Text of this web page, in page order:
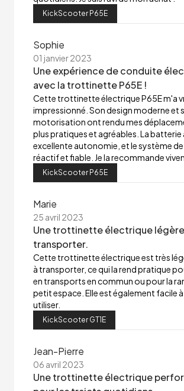
KickScooter P65E
Sophie
01 janvier 2023
Une expérience de conduite
avec la trottinette P65E !
Cette trottinette électrique P65E m'a
impressionné. Son design moderne et
motorisation ont rendu mes
plus pratiques et agréables. La batterie
excellente autonomie, et le système
réactif et fiable. Je la recommande
KickScooter P65E
Marie
25 avril 2023
Une trottinette électrique
transporter.
Cette trottinette électrique est très
à transporter, ce qui la rend pratique
en transports en commun ou pour la
petit espace. Elle est également facile
utiliser.
KickScooter GT1E
Jean-Pierre
06 avril 2023
Une trottinette électrique